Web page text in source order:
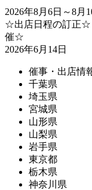
2026年8月6日～8月
☆出店日程の訂正
催☆
2026年6月14日
催事・出店情
千葉県
埼玉県
宮城県
山形県
山梨県
岩手県
東京都
栃木県
神奈川県